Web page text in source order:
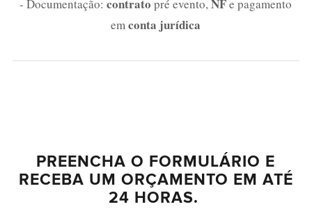
- Documentação:contrato pré evento,NFe pagamento
emconta jurídica
PREENCHA O FORMULÁRIO E
RECEBA UM ORÇAMENTO EM ATÉ
24 HORAS.